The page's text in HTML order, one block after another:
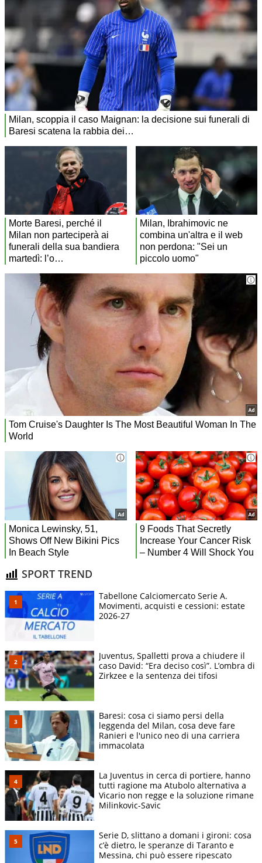
SPORT TREND
Tabellone Calciomercato Serie A.
Movimenti, acquisti e cessioni: estate
2026-27
Juventus, Spalletti prova a chiudere il
caso David: “Era deciso così”. L’ombra di
Zirkzee e la sentenza dei tifosi
Baresi: cosa ci siamo persi della
leggenda del Milan, cosa deve fare
Ranieri e l'unico neo di una carriera
immacolata
La Juventus in cerca di portiere, hanno
tutti ragione ma Atubolo alternativa a
Vicario non regge e la soluzione rimane
Milinkovic-Savic
Serie D, slittano a domani i gironi: cosa
c’è dietro, le speranze di Taranto e
Messina, chi può essere ripescato